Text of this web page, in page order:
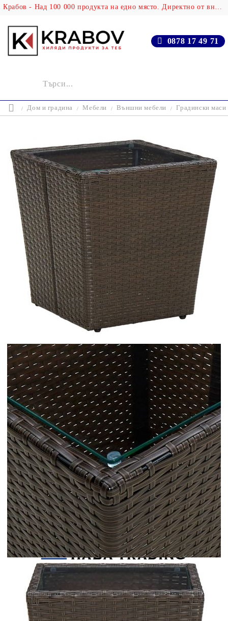
Крабов - Над 100 000 продукта на едно място. Директно от вносителя!
0878 17 49 71
Дом и градина Мебели Външни мебели Градински маси
Сподели Tweet
Маса за чай кафява 41,5x41,5x43
см полиратан и закалено стъкло